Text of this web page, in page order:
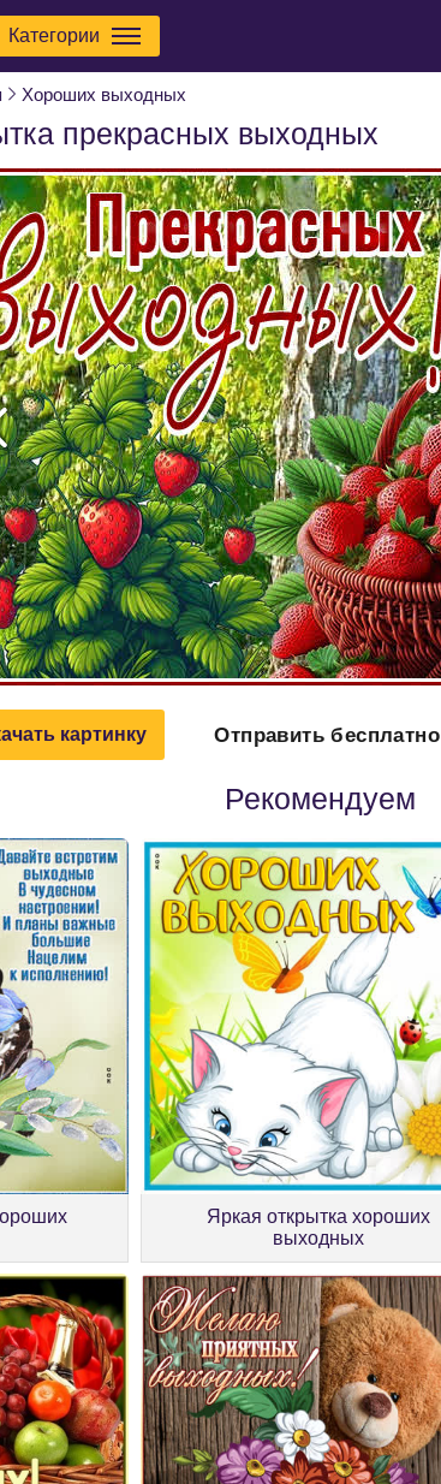
Категории
Хороших выходных
прекрасных выходных
картинку Отправить бесплатно
Рекомендуем
Яркая открытка хороших
выходных